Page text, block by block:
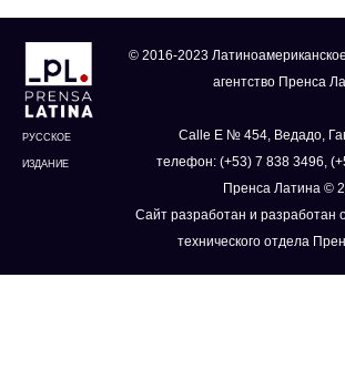
РУССКОЕ
ИЗДАНИЕ
© 2016-2023
агентство Пренса
Calle E № 454, Ведадо,
телефон: (+53) 7 838 3496,
Пренса Латина ©
Сайт разработан и разработан
технического отдела